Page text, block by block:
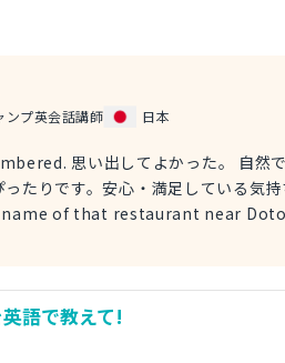
ンプ英会話講師
日本
た。 自然で日常的な表現です。忘れかけていたことを思い出して
りです。安心・満足している気持ちをやさ
of that restaurant near
to bring cash. This place doesn’t
てきたの思い出してよかった！ここ
語で教えて!